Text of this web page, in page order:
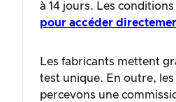
à 14 jours. Les
pour accéder
Les fabricants mettent
test unique. En outre,
percevons une